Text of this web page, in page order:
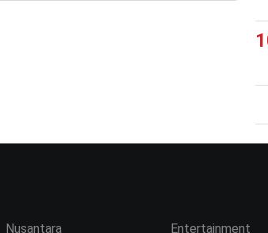
Nusantara Entertainment